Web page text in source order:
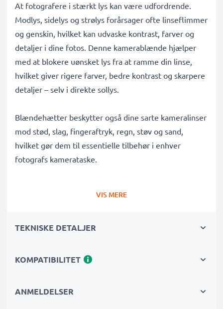
At fotografere i stærkt lys kan være udfordrende.
Modlys, sidelys og strølys forårsager ofte linseflimmer
og genskin, hvilket kan udvaske kontrast, farver og
detaljer i dine fotos. Denne kamerablænde hjælper
med at blokere uønsket lys fra at ramme din linse,
hvilket giver rigere farver, bedre kontrast og skarpere
detaljer – selv i direkte sollys.
Blændehætter beskytter også dine sarte kameralinser
mod stød, slag, fingeraftryk, regn, støv og sand,
hvilket gør dem til essentielle tilbehør i enhver
fotografs kamerataske.
camcordere, DSLR'er og mere
✔ Fjerner uønsket modlys, sidelysglare og
VIS MERE
TEKNISKE DETALJER
KOMPATIBILITET
ANMELDELSER